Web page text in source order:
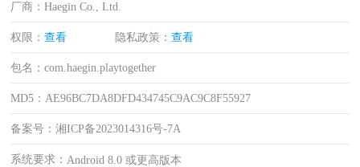
厂商：Haegin Co., Ltd.
权限：查看 隐私政策：查看
包名：com.haegin.playtogether
MD5：AE96BC7DA8DFD434745C9AC9C8F55927
备案号：湘ICP备2023014316号-7A
系统要求： Android 8.0 或更高版本